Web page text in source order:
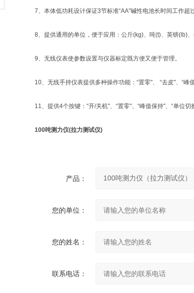
7、本体低功耗设计保证3节标准“AA"碱性电池长时间工作超过
8、提供通用的单位，便于应用：公斤(kg)、吨(t)、英镑(lb)、
9、无线仪表使参数设置与仪器标定既方便又便于管理。
10、无线手持仪表提供多种操作功能：“置零"、 “去皮"、“峰值
11、提供4个按键：“开/关机"、“置零"、“峰值保持"、“单位切
100吨测力仪(拉力测试仪)
产品：
您的单位：
您的姓名：
联系电话：